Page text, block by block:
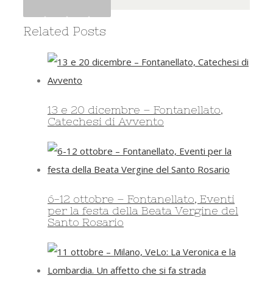
Related Posts
13 e 20 dicembre – Fontanellato,
Catechesi di Avvento
6-12 ottobre – Fontanellato, Eventi
per la festa della Beata Vergine del
Santo Rosario